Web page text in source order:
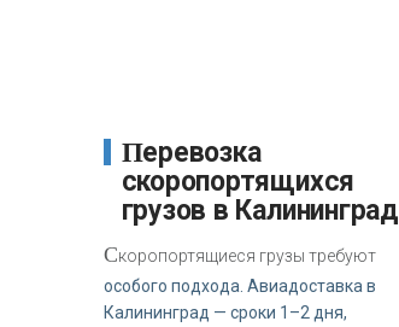
Перевозка
скоропортящихся
грузов в Калининград
Скоропортящиеся грузы требуют
особого подхода. Авиадоставка в
Калининград — сроки 1–2 дня,